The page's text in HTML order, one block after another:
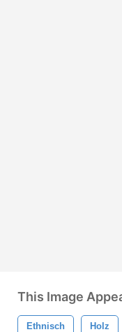
This Image
Ethnisch Holz